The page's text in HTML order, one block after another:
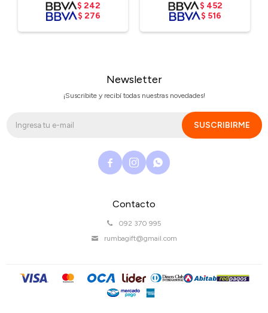
$ 242
$ 276
$ 452
$ 516
Contacto
092 370 995
rumbagift@gmail.com
Newsletter
¡Suscribite y recibí todas nuestras novedades!
SUSCRIBIRME
  